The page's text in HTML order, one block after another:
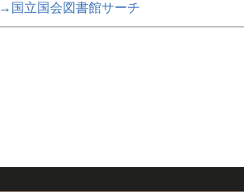
→国立国会図書館サーチ